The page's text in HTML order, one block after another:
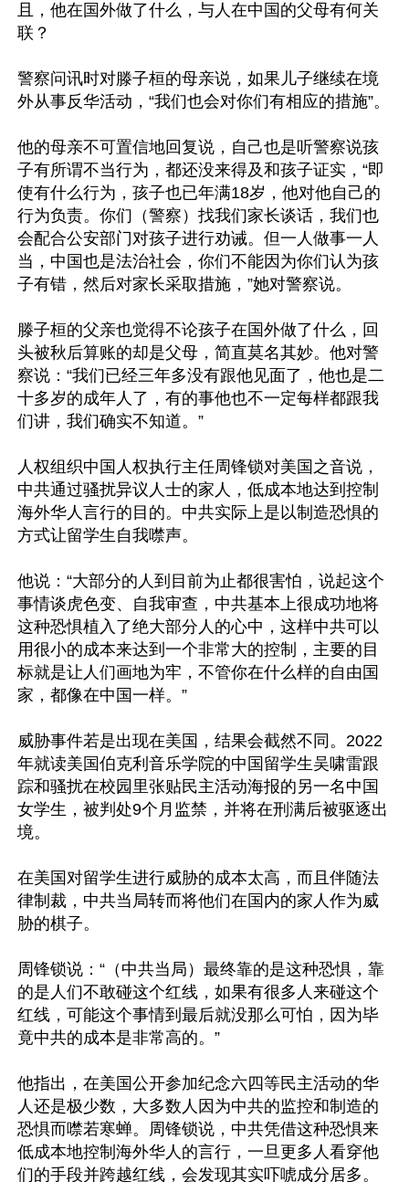
且，他在国外做了什么，与人在中国的父母有何关
联？
警察问讯时对滕子桓的母亲说，如果儿子继续在境
外从事反华活动，“我们也会对你们有相应的措施”。
他的母亲不可置信地回复说，自己也是听警察说孩
子有所谓不当行为，都还没来得及和孩子证实，“即
使有什么行为，孩子也已年满18岁，他对他自己的
行为负责。你们（警察）找我们家长谈话，我们也
会配合公安部门对孩子进行劝诫。但一人做事一人
当，中国也是法治社会，你们不能因为你们认为孩
子有错，然后对家长采取措施，”她对警察说。
滕子桓的父亲也觉得不论孩子在国外做了什么，回
头被秋后算账的却是父母，简直莫名其妙。他对警
察说：“我们已经三年多没有跟他见面了，他也是二
十多岁的成年人了，有的事他也不一定每样都跟我
们讲，我们确实不知道。”
人权组织中国人权执行主任周锋锁对美国之音说，
中共通过骚扰异议人士的家人，低成本地达到控制
海外华人言行的目的。中共实际上是以制造恐惧的
方式让留学生自我噤声。
他说：“大部分的人到目前为止都很害怕，说起这个
事情谈虎色变、自我审查，中共基本上很成功地将
这种恐惧植入了绝大部分人的心中，这样中共可以
用很小的成本来达到一个非常大的控制，主要的目
标就是让人们画地为牢，不管你在什么样的自由国
家，都像在中国一样。”
威胁事件若是出现在美国，结果会截然不同。2022
年就读美国伯克利音乐学院的中国留学生吴啸雷跟
踪和骚扰在校园里张贴民主活动海报的另一名中国
女学生，被判处9个月监禁，并将在刑满后被驱逐出
境。
在美国对留学生进行威胁的成本太高，而且伴随法
律制裁，中共当局转而将他们在国内的家人作为威
胁的棋子。
周锋锁说：“（中共当局）最终靠的是这种恐惧，靠
的是人们不敢碰这个红线，如果有很多人来碰这个
红线，可能这个事情到最后就没那么可怕，因为毕
竟中共的成本是非常高的。”
他指出，在美国公开参加纪念六四等民主活动的华
人还是极少数，大多数人因为中共的监控和制造的
恐惧而噤若寒蝉。周锋锁说，中共凭借这种恐惧来
低成本地控制海外华人的言行，一旦更多人看穿他
们的手段并跨越红线，会发现其实吓唬成分居多。